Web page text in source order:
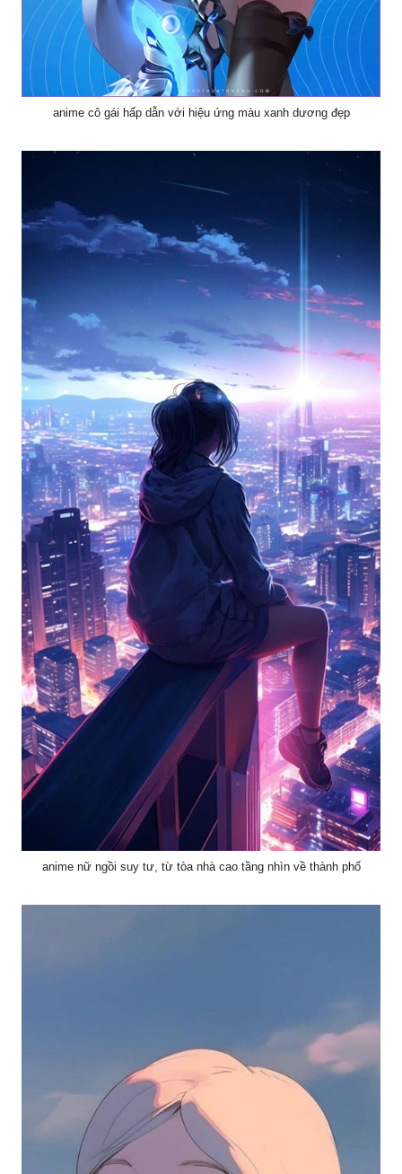
anime cô gái hấp dẫn với hiệu ứng màu xanh dương đẹp
anime nữ ngồi suy tư, từ tòa nhà cao tầng nhìn về thành phố